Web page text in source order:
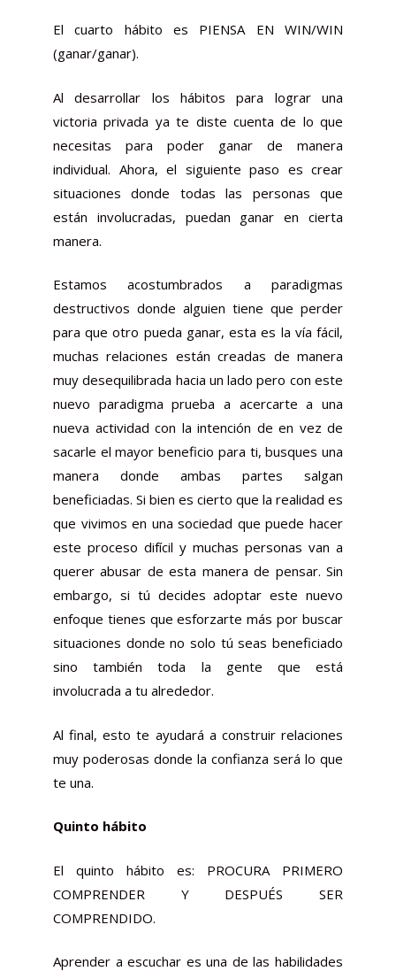
El cuarto hábito es PIENSA EN WIN/WIN
(ganar/ganar).
Al desarrollar los hábitos para lograr una
victoria privada ya te diste cuenta de lo que
necesitas para poder ganar de manera
individual. Ahora, el siguiente paso es crear
situaciones donde todas las personas que
están involucradas, puedan ganar en cierta
manera.
Estamos acostumbrados a paradigmas
destructivos donde alguien tiene que perder
para que otro pueda ganar, esta es la vía fácil,
muchas relaciones están creadas de manera
muy desequilibrada hacia un lado pero con este
nuevo paradigma prueba a acercarte a una
nueva actividad con la intención de en vez de
sacarle el mayor beneficio para ti, busques una
manera donde ambas partes salgan
beneficiadas. Si bien es cierto que la realidad es
que vivimos en una sociedad que puede hacer
este proceso difícil y muchas personas van a
querer abusar de esta manera de pensar. Sin
embargo, si tú decides adoptar este nuevo
enfoque tienes que esforzarte más por buscar
situaciones donde no solo tú seas beneficiado
sino también toda la gente que está
involucrada a tu alrededor.
Al final, esto te ayudará a construir relaciones
muy poderosas donde la confianza será lo que
te una.
Quinto hábito
El quinto hábito es: PROCURA PRIMERO
COMPRENDER Y DESPUÉS SER
COMPRENDIDO.
Aprender a escuchar es una de las habilidades